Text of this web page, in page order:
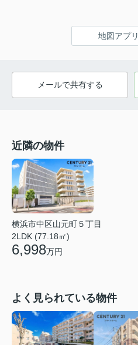
地図アプ
メールで共有する
近隣の物件
横浜市中区山元町５丁目
2LDK (77.18㎡)
6,998万円
よく見られている物件